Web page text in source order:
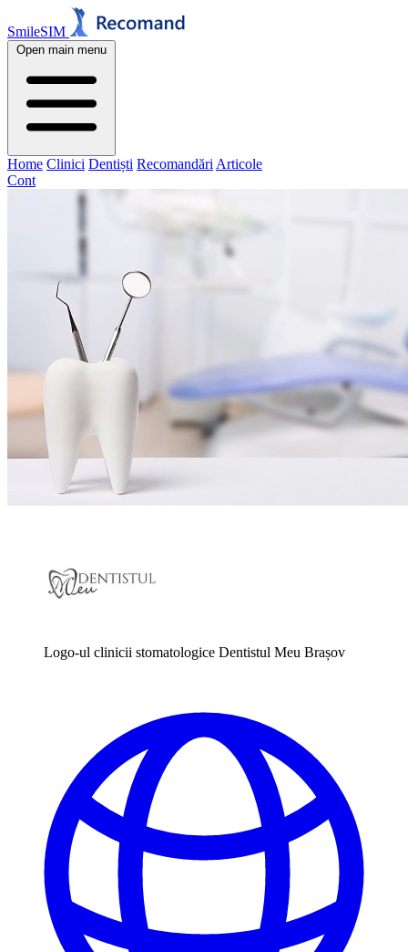
SmileSIM
Open main menu
Home Clinici Dentiști Recomandări Articole
Cont
Logo-ul clinicii stomatologice Dentistul Meu Brașov